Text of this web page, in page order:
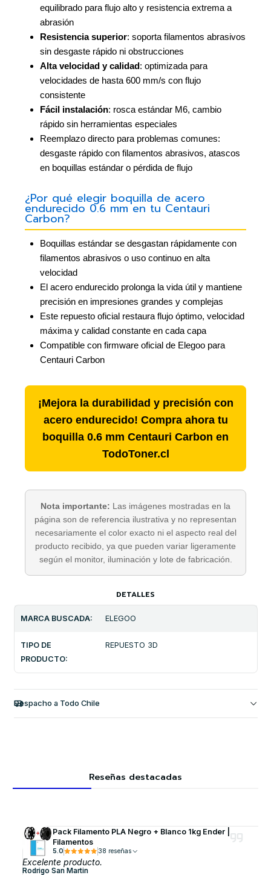
equilibrado para flujo alto y resistencia extrema a
abrasión
Resistencia superior: soporta filamentos abrasivos
sin desgaste rápido ni obstrucciones
Alta velocidad y calidad: optimizada para
velocidades de hasta 600 mm/s con flujo
consistente
Fácil instalación: rosca estándar M6, cambio
rápido sin herramientas especiales
Reemplazo directo para problemas comunes:
desgaste rápido con filamentos abrasivos, atascos
en boquillas estándar o pérdida de flujo
¿Por qué elegir boquilla de acero
endurecido 0.6 mm en tu Centauri
Carbon?
Boquillas estándar se desgastan rápidamente con
filamentos abrasivos o uso continuo en alta
velocidad
El acero endurecido prolonga la vida útil y mantiene
precisión en impresiones grandes y complejas
Este repuesto oficial restaura flujo óptimo, velocidad
máxima y calidad constante en cada capa
Compatible con firmware oficial de Elegoo para
Centauri Carbon
¡Mejora la durabilidad y precisión con
acero endurecido! Compra ahora tu
boquilla 0.6 mm Centauri Carbon en
TodoToner.cl
Nota importante: Las imágenes mostradas en la
página son de referencia ilustrativa y no representan
necesariamente el color exacto ni el aspecto real del
producto recibido, ya que pueden variar ligeramente
según el monitor, iluminación y lote de fabricación.
DETALLES
MARCA BUSCADA: ELEGOO
TIPO DE
PRODUCTO:
REPUESTO 3D
Despacho a Todo Chile
Reseñas destacadas
Pack Filamento PLA Negro + Blanco 1kg Ender |
Filamentos
5.0 38 reseñas
Excelente producto.
Rodrigo San Martin